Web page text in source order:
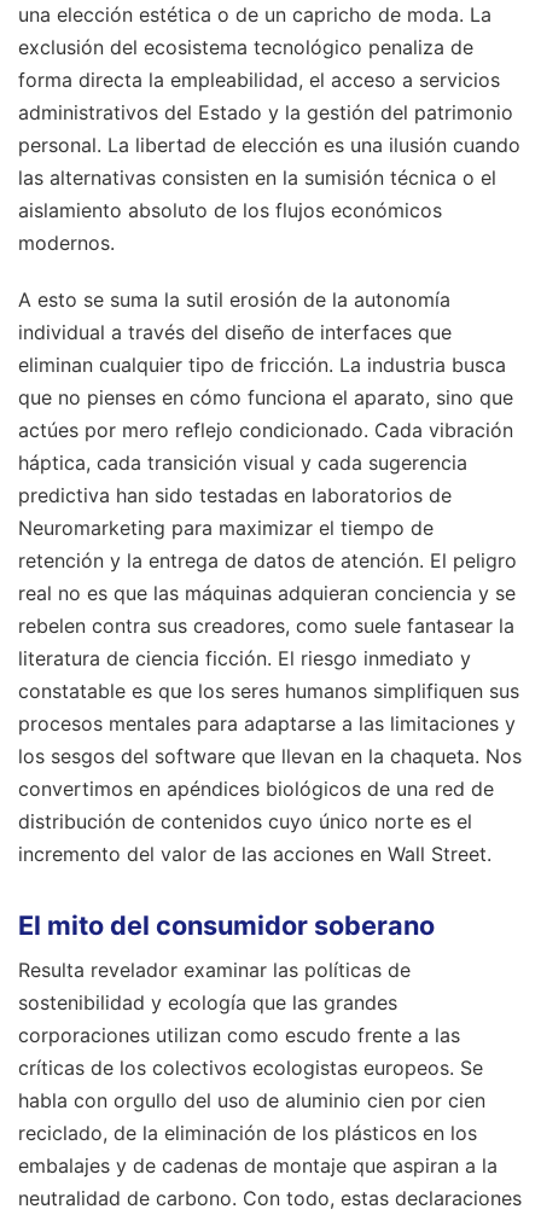
una elección estética o de un capricho de moda. La
exclusión del ecosistema tecnológico penaliza de
forma directa la empleabilidad, el acceso a servicios
administrativos del Estado y la gestión del patrimonio
personal. La libertad de elección es una ilusión cuando
las alternativas consisten en la sumisión técnica o el
aislamiento absoluto de los flujos económicos
modernos.
A esto se suma la sutil erosión de la autonomía
individual a través del diseño de interfaces que
eliminan cualquier tipo de fricción. La industria busca
que no pienses en cómo funciona el aparato, sino que
actúes por mero reflejo condicionado. Cada vibración
háptica, cada transición visual y cada sugerencia
predictiva han sido testadas en laboratorios de
Neuromarketing para maximizar el tiempo de
retención y la entrega de datos de atención. El peligro
real no es que las máquinas adquieran conciencia y se
rebelen contra sus creadores, como suele fantasear la
literatura de ciencia ficción. El riesgo inmediato y
constatable es que los seres humanos simplifiquen sus
procesos mentales para adaptarse a las limitaciones y
los sesgos del software que llevan en la chaqueta. Nos
convertimos en apéndices biológicos de una red de
distribución de contenidos cuyo único norte es el
incremento del valor de las acciones en Wall Street.
El mito del consumidor soberano
Resulta revelador examinar las políticas de
sostenibilidad y ecología que las grandes
corporaciones utilizan como escudo frente a las
críticas de los colectivos ecologistas europeos. Se
habla con orgullo del uso de aluminio cien por cien
reciclado, de la eliminación de los plásticos en los
embalajes y de cadenas de montaje que aspiran a la
neutralidad de carbono. Con todo, estas declaraciones